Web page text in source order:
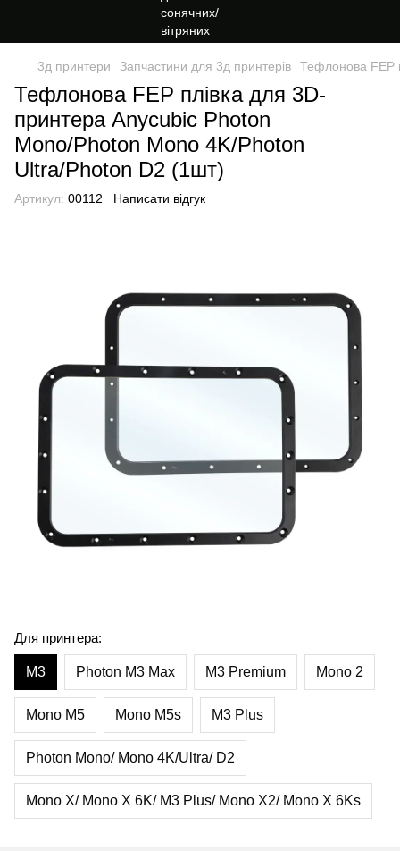
3д принтери Запчастини для 3д принтерів Тефлонова FEP
Тефлонова FEP плівка для 3D-
принтера Anycubic Photon
Mono/Photon Mono 4K/Photon
Ultra/Photon D2 (1шт)
Артикул: 00112 Написати відгук
Для принтера:
M3 Photon M3 Max M3 Premium Mono 2
Mono M5 Mono M5s M3 Plus
Photon Mono/ Mono 4K/Ultra/ D2
Mono X/ Mono X 6K/ M3 Plus/ Mono X2/ Mono X 6Ks